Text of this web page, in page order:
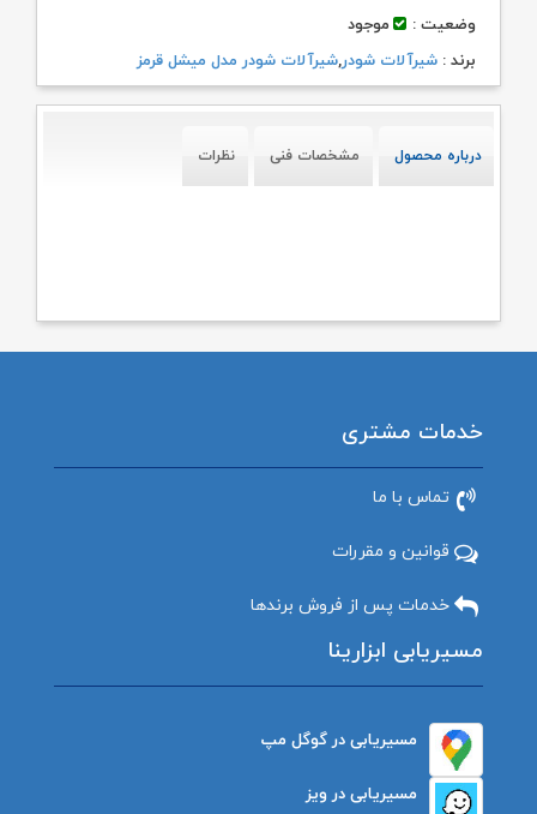
وضعیت :
موجود
برند : شیرآلات شودر,شیرآلات شودر مدل میشل قرمز
درباره محصول مشخصات فنی نظرات
خدمات مشتری
تماس با ما
قوانین و مقررات
خدمات پس از فروش برندها
مسیریابی ابزارینا
مسیریابی در گوگل مپ
مسیریابی در ویز